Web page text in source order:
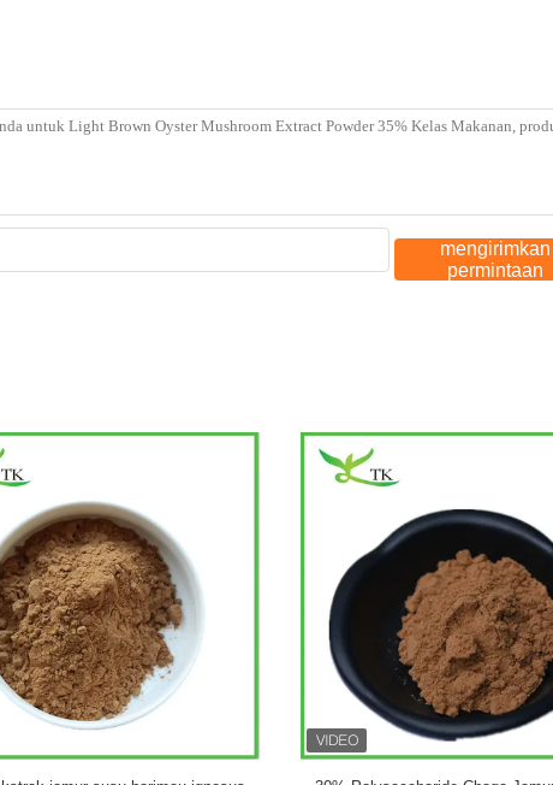
mengirimkan
permintaan